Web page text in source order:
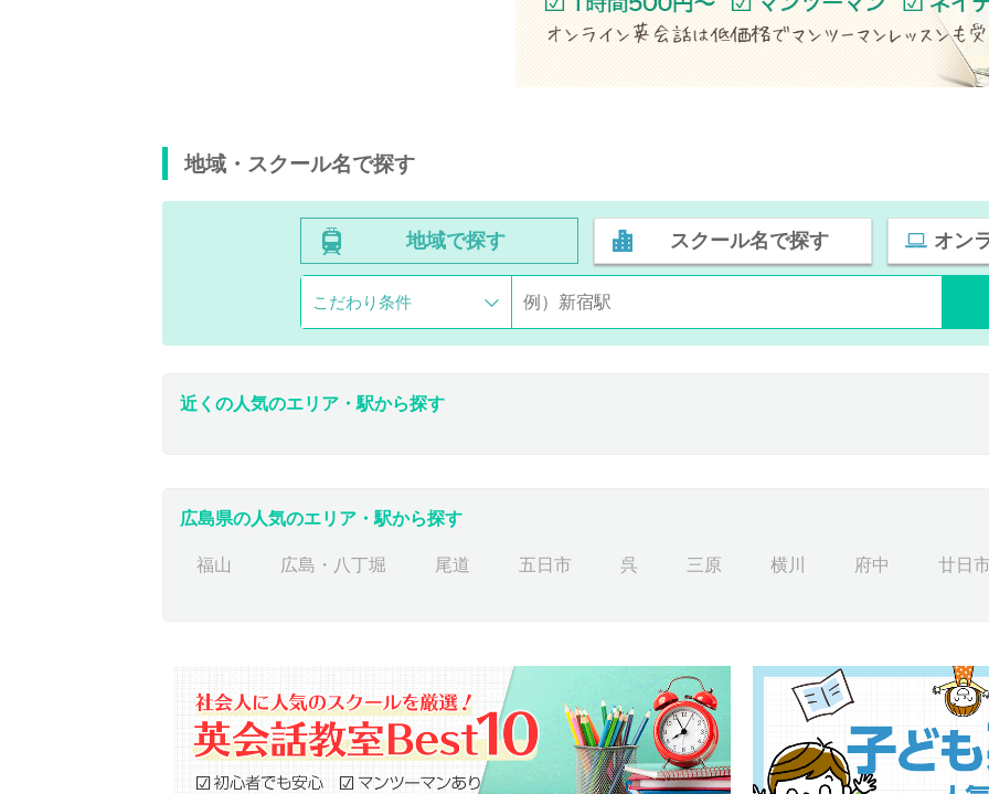
地域・スクール名で探す
地域で探す スクール名で探す オン
こだわり条件
近くの人気のエリア・駅から探す
広島県の人気のエリア・駅から探す
福山 広島・八丁堀 尾道 五日市 呉 三原 横川 府中 廿日